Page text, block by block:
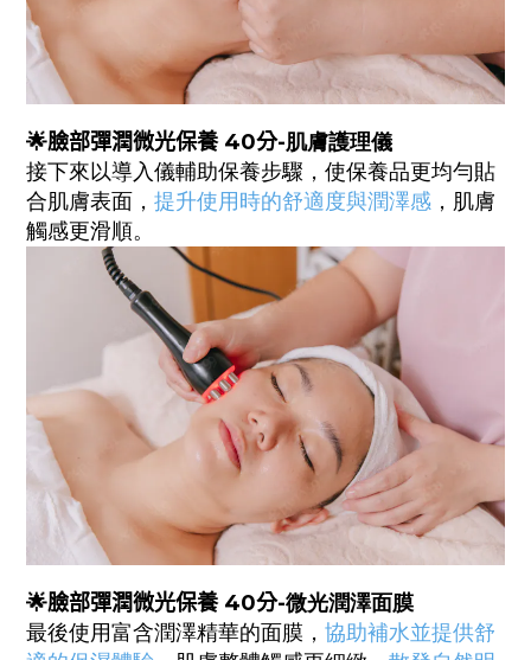
🌟臉部彈潤微光保養40分-肌膚護理儀
接下來以導入儀輔助保養步驟，使保養品更均勻貼
合肌膚表面， 提升使用時的舒適度與潤澤感 ，肌膚
觸感更滑順。
🌟臉部彈潤微光保養40分-微光潤澤面膜
最後使用富含潤澤精華的面膜， 協助補水並提供舒